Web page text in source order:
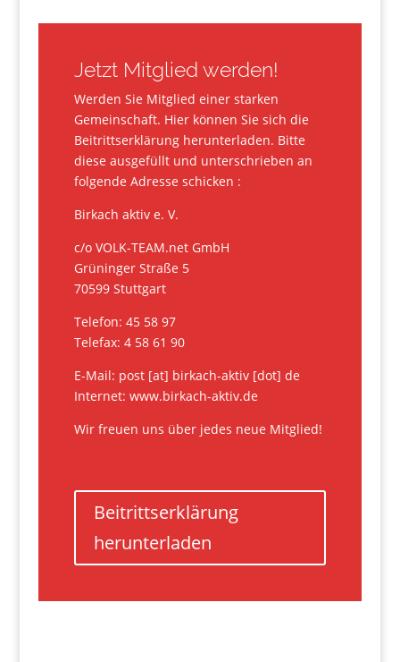
Jetzt Mitglied werden!
Werden Sie Mitglied einer starken
Gemeinschaft. Hier können Sie sich die
Beitrittserklärung herunterladen. Bitte
diese ausgefüllt und unterschrieben an
folgende Adresse schicken :
Birkach aktiv e. V.
c/o VOLK-TEAM.net GmbH
Grüninger Straße 5
70599 Stuttgart
Telefon: 45 58 97
Telefax: 4 58 61 90
E-Mail: post [at] birkach-aktiv [dot] de
Internet: www.birkach-aktiv.de
Wir freuen uns über jedes neue Mitglied!
Beitrittserklärung
herunterladen